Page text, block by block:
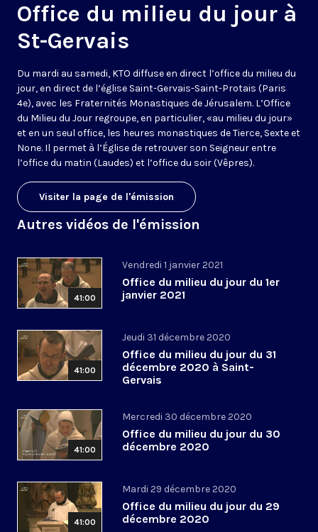
Office du milieu du jour à
St-Gervais
Du mardi au samedi, KTO diffuse en direct l’office du milieu du
jour, en direct de l’église Saint-Gervais-Saint-Protais (Paris
4e), avec les Fraternités Monastiques de Jérusalem. L’Office
du Milieu du Jour regroupe, en particulier, «au milieu du jour»
et en un seul office, les heures monastiques de Tierce, Sexte et
None. Il permet à l’Église de retrouver son Seigneur entre
l’office du matin (Laudes) et l’office du soir (Vêpres).
Visiter la page de l'émission
Autres vidéos de l'émission
41:00
Vendredi 1 janvier 2021
Office du milieu du jour du 1er
janvier 2021
41:00
Jeudi 31 décembre 2020
Office du milieu du jour du 31
décembre 2020 à Saint-
Gervais
41:00
Mercredi 30 décembre 2020
Office du milieu du jour du 30
décembre 2020
41:00
Mardi 29 décembre 2020
Office du milieu du jour du 29
décembre 2020